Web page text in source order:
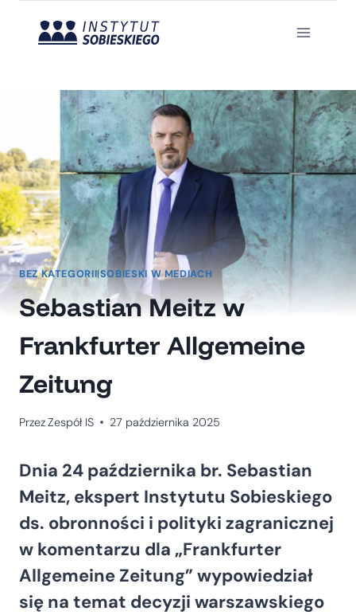
BEZ KATEGORII|SOBIESKI W MEDIACH
Sebastian Meitz w
Frankfurter Allgemeine
Zeitung
PrzezZespół IS 27 października 2025
Dnia 24 października br. Sebastian
Meitz, ekspert Instytutu Sobieskiego
ds. obronności i polityki zagranicznej
w komentarzu dla „Frankfurter
Allgemeine Zeitung” wypowiedział
się na temat decyzji warszawskiego